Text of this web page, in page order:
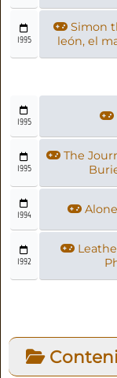
1995
Simon
león, el
1995
1995
The
1994
1992